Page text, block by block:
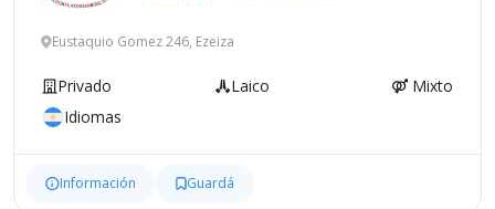
Eustaquio Gomez 246, Ezeiza
Privado Laico
Mixto
Idiomas
Información Guardá